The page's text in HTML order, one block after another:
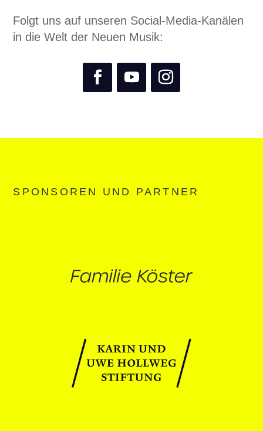
Folgt uns auf unseren Social-Media-Kanälen
in die Welt der Neuen Musik:
SPONSOREN UND PARTNER